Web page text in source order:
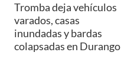
Tromba deja vehículos
varados, casas
inundadas y bardas
colapsadas en Durango